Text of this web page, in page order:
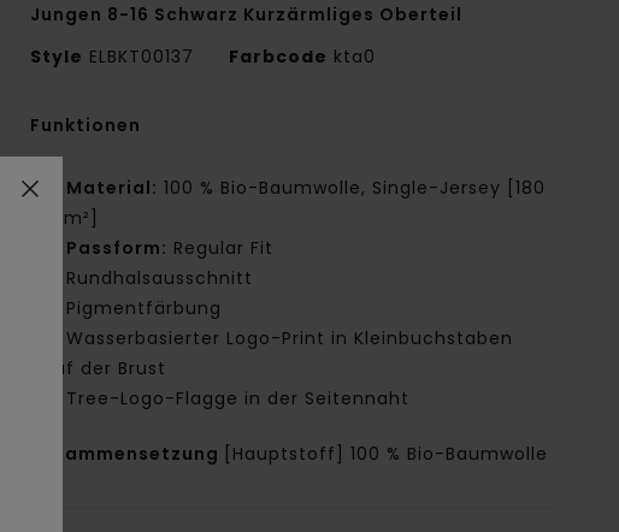
Jungen 8-16 Schwarz Kurzärmliges Oberteil
Style ELBKT00137 Farbcode kta0
Funktionen
Material: 100 % Bio-Baumwolle, Single-Jersey [180
g/m²]
Passform: Regular Fit
Rundhalsausschnitt
Pigmentfärbung
Wasserbasierter Logo-Print in Kleinbuchstaben
auf der Brust
Tree-Logo-Flagge in der Seitennaht
Zusammensetzung [Hauptstoff] 100 % Bio-Baumwolle